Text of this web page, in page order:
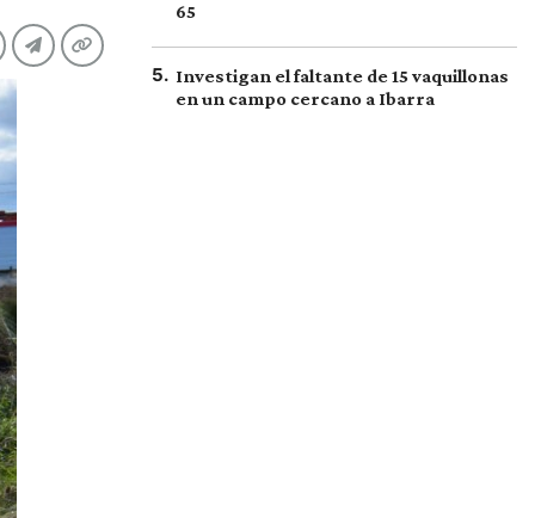
65
5. Investigan el faltante de 15 vaquillonas
en un campo cercano a Ibarra